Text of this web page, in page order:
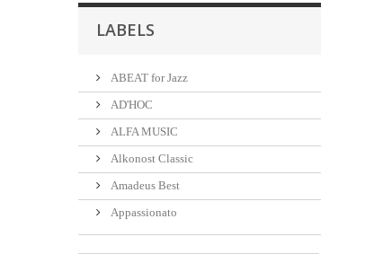
LABELS
ABEAT for Jazz
AD'HOC
ALFA MUSIC
Alkonost Classic
Amadeus Best
Appassionato